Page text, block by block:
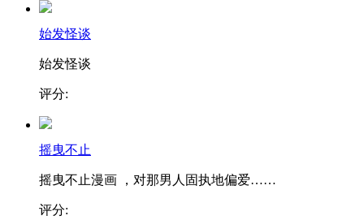
始发怪谈
始发怪谈
评分:
摇曳不止
摇曳不止漫画 ，对那男人固执地偏爱……
评分: